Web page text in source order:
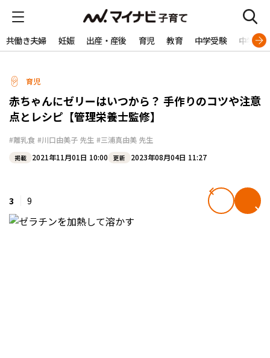
共働き夫婦 妊娠 出産・産後 育児 教育 中学受験 中学生
育児
赤ちゃんにゼリーはいつから？ 手作りのコツや注意
点とレシピ【管理栄養士監修】
#離乳食 #川口由美子 先生 #三浦真由美 先生
掲載 2021年11月01日 10:00 更新 2023年08月04日 11:27
3 9